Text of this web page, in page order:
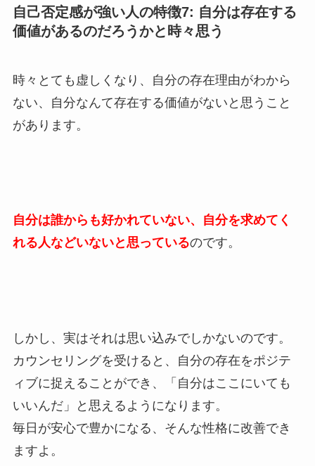
自己否定感が強い人の特徴7: 自分は存在する
価値があるのだろうかと時々思う
時々とても虚しくなり、自分の存在理由がわから
ない、自分なんて存在する価値がないと思うこと
があります。
自分は誰からも好かれていない、自分を求めてく
れる人などいないと思っているのです。
しかし、実はそれは思い込みでしかないのです。
カウンセリングを受けると、自分の存在をポジテ
ィブに捉えることができ、「自分はここにいても
いいんだ」と思えるようになります。
毎日が安心で豊かになる、そんな性格に改善でき
ますよ。